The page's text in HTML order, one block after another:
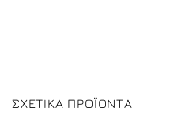
ΣΧΕΤΙΚΆ ΠΡΟΪΌΝΤΑ